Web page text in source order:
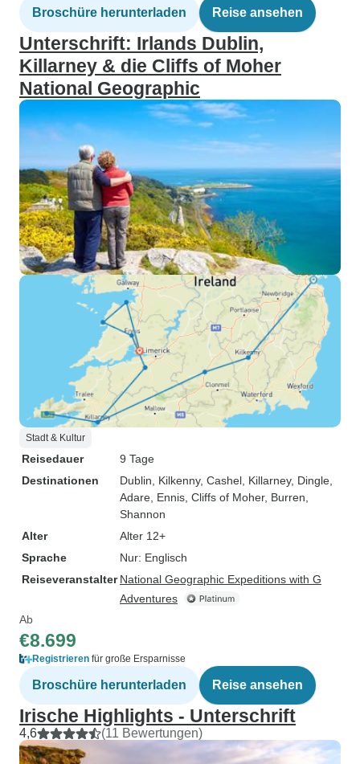
Broschüre herunterladen Reise ansehen
Unterschrift: Irlands Dublin,
Killarney & die Cliffs of Moher
National Geographic
Stadt & Kultur
Reisedauer
9 Tage
Destinationen
Dublin , Kilkenny, Cashel , Killarney, Dingle
Adare , Ennis , Cliffs of Moher, Burren
Shannon
Alter
Alter 12+
Sprache
Nur: Englisch
Reiseveranstalter National Geographic Expeditions with G
Adventures
Ab
€8.699
Registrieren für große Ersparnisse
Broschüre herunterladen Reise ansehen
Irische Highlights - Unterschrift
4,6 (11 Bewertungen)